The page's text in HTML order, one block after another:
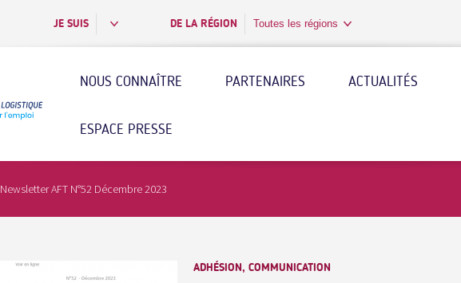
JE SUIS DE LA RÉGION Toutes les régions
NOUS CONNAÎTRE PARTENAIRES ACTUALITÉS
ESPACE PRESSE
Newsletter AFT N°52 Décembre 2023
ADHÉSION, COMMUNICATION